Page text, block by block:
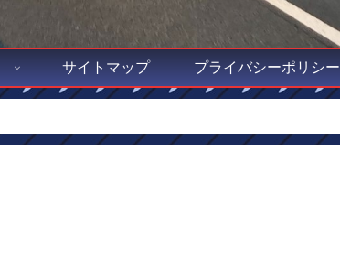
サイトマップ プライバシーポリシー